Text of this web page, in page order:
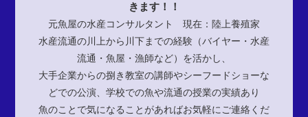
きます！！
元魚屋の水産コンサルタント 現在：陸上養殖家
水産流通の川上から川下までの経験（バイヤー・水産
流通・魚屋・漁師など）を活かし、
大手企業からの捌き教室の講師やシーフードショーな
どでの公演、学校での魚や流通の授業の実績あり
魚のことで気になることがあればお気軽にご連絡くだ